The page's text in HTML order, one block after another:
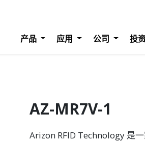
产品 应用 公司 投
AZ-MR7V-1
Arizon RFID Technology 是